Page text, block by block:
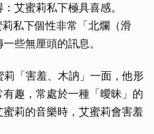
艾蜜莉私下極具喜感。
私下個性非常「北爛（滑
些無厘頭的訊息。
「害羞、木訥」一面，他形
趣，常處於一種「曖昧」的
莉的音樂時，艾蜜莉會害羞